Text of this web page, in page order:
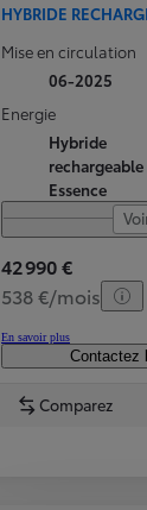
HYBRIDE
Mise en circulation
06-2025
Energie
Hybride
rechargeable
Essence
42 990 €
538 €/mois
En savoir plus
Contactez
Comparez